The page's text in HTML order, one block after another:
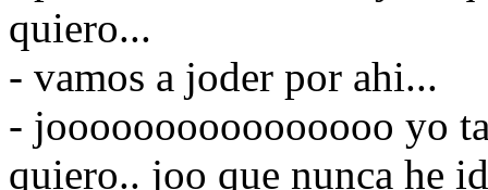
quiero...
- vamos a joder por ahi...
- joooooooooooooooo yo
quiero.. joo que nunca he